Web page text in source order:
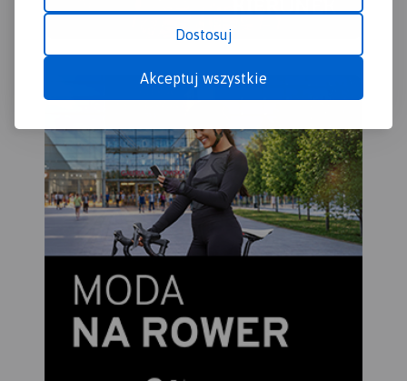
Dostosuj
Akceptuj wszystkie